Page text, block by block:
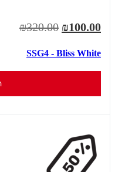
₪100.00
₪320.00
SSG4 - Bliss White